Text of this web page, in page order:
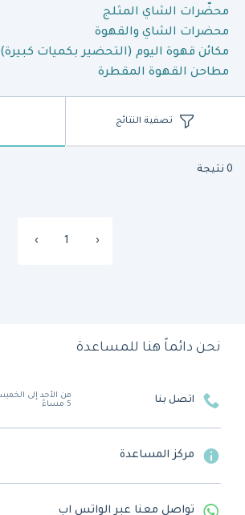
محضّرات الشاي المثلج
محضرات الشاي والقهوة
مكائن قهوة اليوم (التحضير بكميات كبيرة)
مطاحن القهوة المقطرة
تصفية النتائج
0 نتيجة
‹
1
›
نحن دائماً هنا للمساعدة
اتصل بنا
5 مساءً
مركز المساعدة
تواصل معنا عبر الواتس اب